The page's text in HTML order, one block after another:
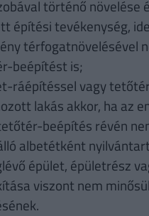
történő növelése
építési tevékenység,
térfogatnövelésével
beépítést is;
ráépítéssel vagy
lakás akkor, ha az
beépítés révén
albetétként
épület, épületrész
viszont nem